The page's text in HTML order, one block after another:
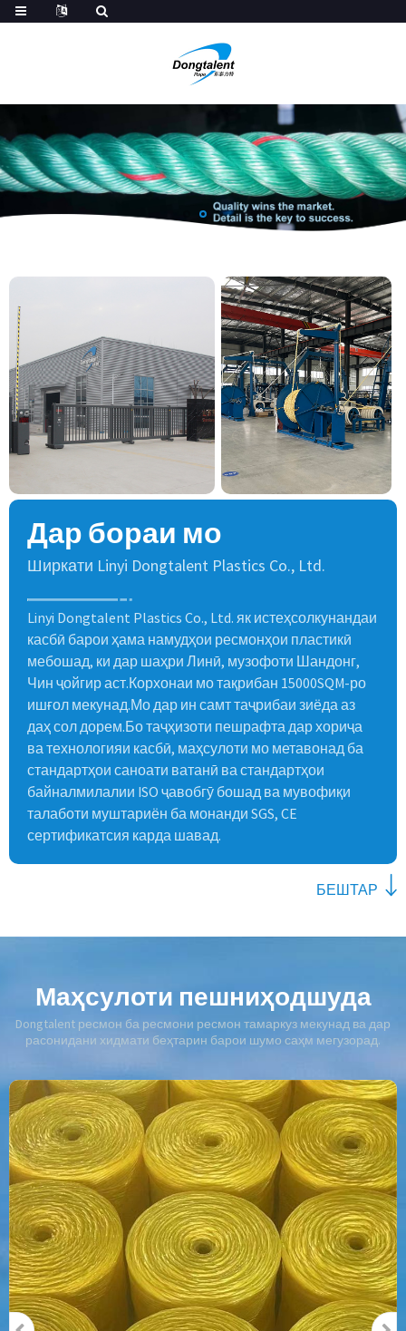
Дар бораи мо
Ширкати Linyi Dongtalent Plastics Co., Ltd.
Linyi Dongtalent Plastics Co., Ltd. як истеҳсолкунандаи
касбӣ барои ҳама намудҳои ресмонҳои пластикӣ
мебошад, ки дар шаҳри Линӣ, музофоти Шандонг,
Чин ҷойгир аст.Корхонаи мо тақрибан 15000SQM-ро
ишғол мекунад.Мо дар ин самт таҷрибаи зиёда аз
даҳ сол дорем.Бо таҷҳизоти пешрафта дар хориҷа
ва технологияи касбӣ, маҳсулоти мо метавонад ба
стандартҳои саноати ватанӣ ва стандартҳои
байналмилалии ISO ҷавобгӯ бошад ва мувофиқи
талаботи муштариён ба монанди SGS, CE
сертификатсия карда шавад.
БЕШТАР
Маҳсулоти пешниҳодшуда
Dongtalent ресмон ба ресмони ресмон тамаркуз мекунад ва дар
расонидани хидмати беҳтарин барои шумо саҳм мегузорад.